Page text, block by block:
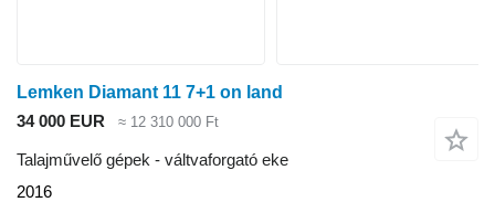
Lemken Diamant 11 7+1 on land
34 000 EUR
≈ 12 310 000 Ft
Talajművelő gépek - váltvaforgató eke
2016